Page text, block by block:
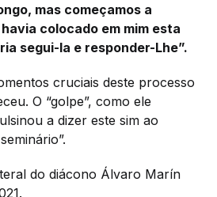
mas começamos a
colocado em mim esta
segui-la e responder-Lhe”.
cruciais deste processo
O “golpe”, como ele
a dizer este sim ao
do diácono Álvaro Marín